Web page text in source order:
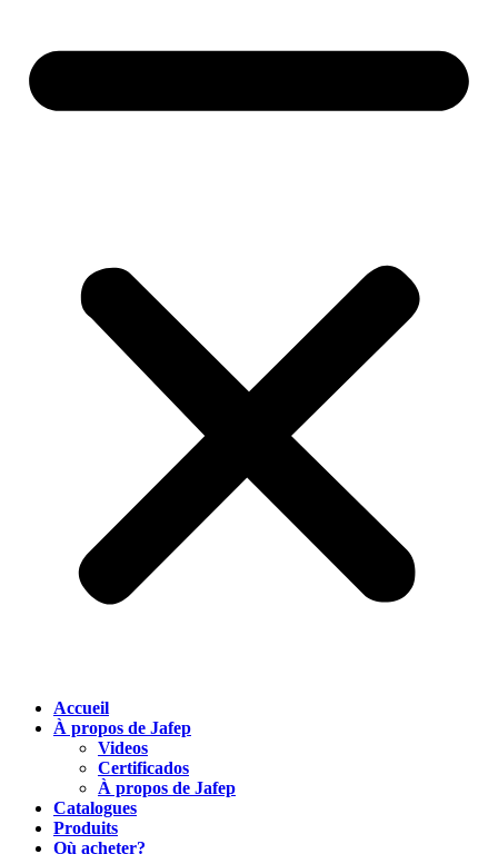
Accueil
À propos de Jafep
Videos
Certificados
À propos de Jafep
Catalogues
Produits
Où acheter?